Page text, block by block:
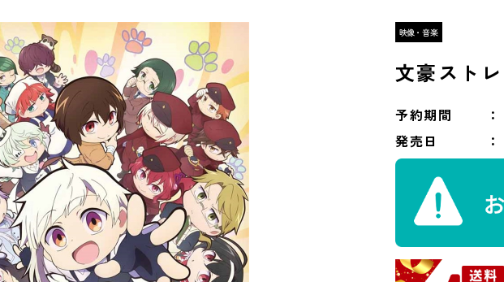
文豪スト
予約期間
発売日